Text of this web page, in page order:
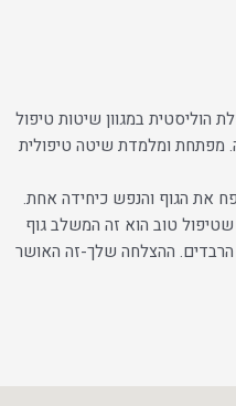
הוליסטית במגוון שיטות טיפול
מזה 21 שנה. מפתחת ומלמדת שיטה טיפולית
את הגוף והנפש כיחידה אחת.
שטיפול טוב הוא זה המשלב גוף
הרבדים. ההצלחה שלך-זה האושר